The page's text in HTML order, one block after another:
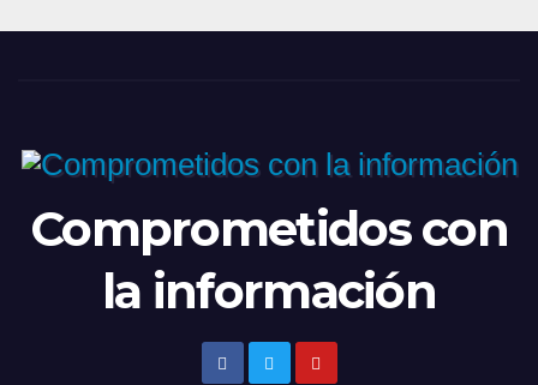
Comprometidos con
la información